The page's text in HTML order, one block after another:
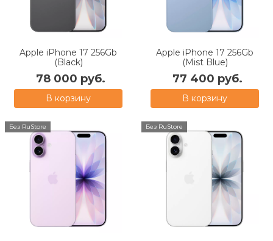
Apple iPhone 17 256Gb
(Black)
78 000 руб.
В корзину
Apple iPhone 17 256Gb
(Mist Blue)
77 400 руб.
В корзину
Без RuStore Без RuStore